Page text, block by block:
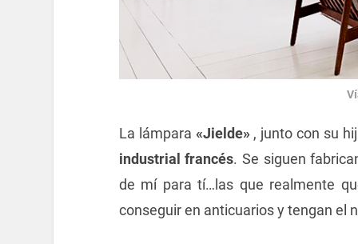
La lámpara «Jielde», junto con su
industrial francés. Se siguen
de mí para tí…las que realmente
conseguir en anticuarios y tengan el